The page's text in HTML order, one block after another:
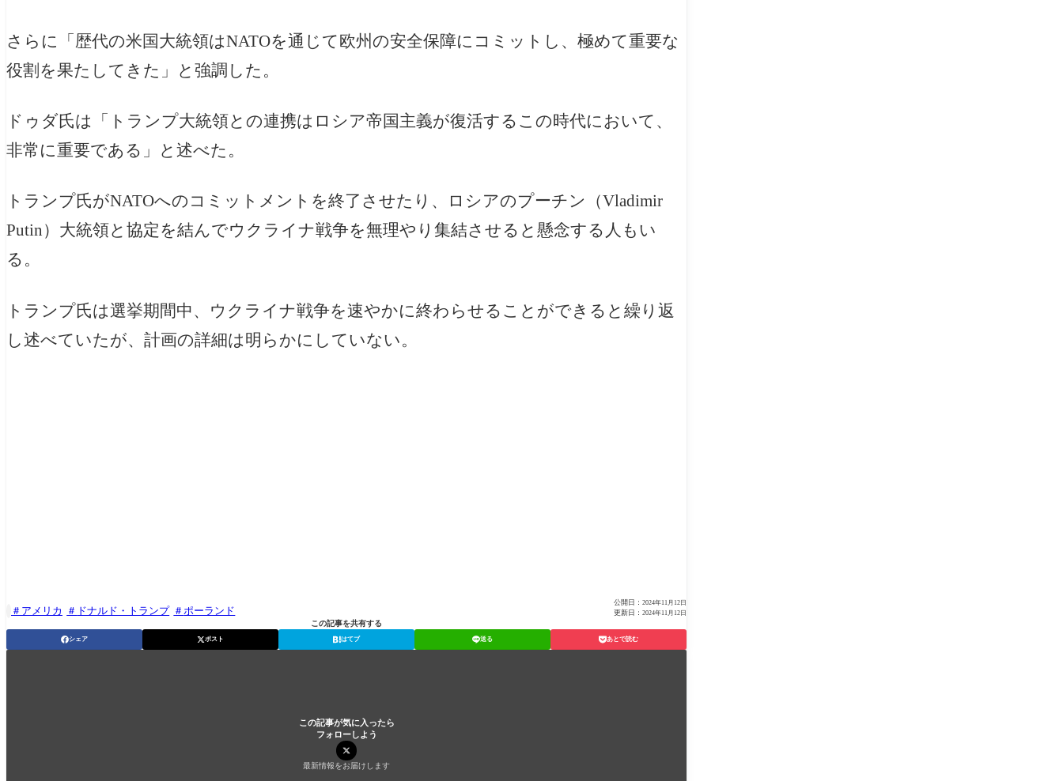
さらに「歴代の米国大統領はNATOを通じて欧州の安全保障にコミットし、極めて重要な
役割を果たしてきた」と強調した。
ドゥダ氏は「トランプ大統領との連携はロシア帝国主義が復活するこの時代において、
非常に重要である」と述べた。
トランプ氏がNATOへのコミットメントを終了させたり、ロシアのプーチン
（Vladimir
Putin） 大統領と協定を結んでウクライナ戦争を無理やり集結させると懸念する人もい
る。
トランプ氏は選挙期間中、ウクライナ戦争を速やかに終わらせることができると繰り返
し述べていたが、計画の詳細は明らかにしていない。
アメリカ ドナルド・トランプ ポーランド
公開日： 2024年11月12日
更新日： 2024年11月12日
この記事を共有する
シェア ポスト はてブ 送る あとで読む
この記事が気に入ったら
フォローしよう
最新情報をお届けします